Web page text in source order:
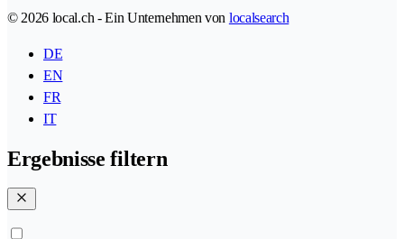
© 2026 local.ch - Ein Unternehmen von localsearch
DE
EN
FR
IT
Ergebnisse filtern